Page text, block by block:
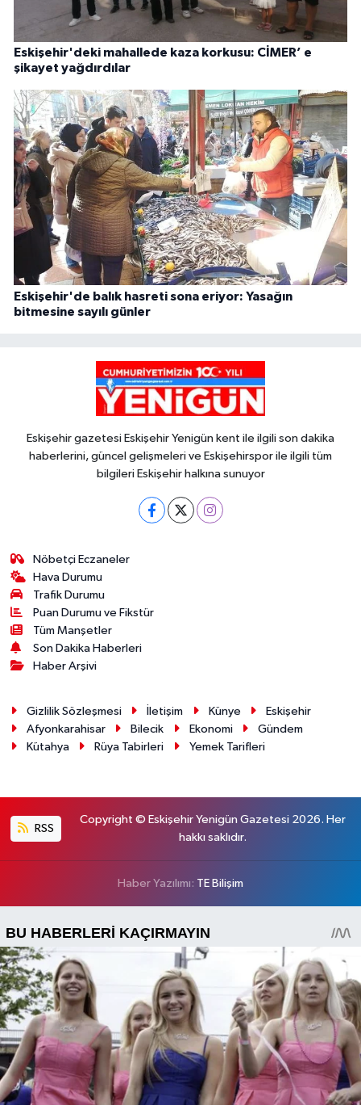
Eskişehir'deki mahallede kaza korkusu: CİMER’ e
şikayet yağdırdılar
Eskişehir'de balık hasreti sona eriyor: Yasağın
bitmesine sayılı günler
Eskişehir gazetesi Eskişehir Yenigün kent ile ilgili son dakika
haberlerini, güncel gelişmeleri ve Eskişehirspor ile ilgili tüm
bilgileri Eskişehir halkına sunuyor
Nöbetçi Eczaneler
Hava Durumu
Trafik Durumu
Puan Durumu ve Fikstür
Tüm Manşetler
Son Dakika Haberleri
Haber Arşivi
Gizlilik Sözleşmesi İletişim Künye
Eskişehir
Afyonkarahisar
Bilecik Ekonomi
Gündem
Kütahya
Rüya Tabirleri Yemek Tarifleri
RSS
Copyright © Eskişehir Yenigün Gazetesi 2026. Her
hakkı saklıdır.
Haber Yazılımı: TE Bilişim